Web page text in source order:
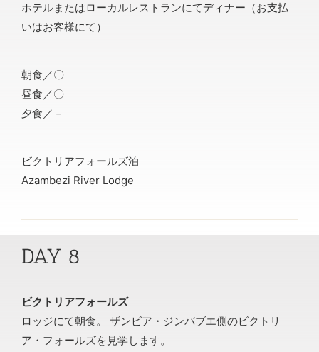
ホテルまたはローカルレストランにてディナー（お支払
いはお客様にて）
朝食／〇
昼食／〇
夕食／－
ビクトリアフォールズ泊
Azambezi River Lodge
DAY 8
ビクトリアフォールズ
ロッジにて朝食。 ザンビア・ジンバブエ側のビクトリ
ア・フォールズを見学します。